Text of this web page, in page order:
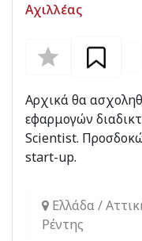
Αχιλλέας
Αρχικά θα
εφαρμογών
Scientist.
start-up.
Ελλάδα /
Ρέντης